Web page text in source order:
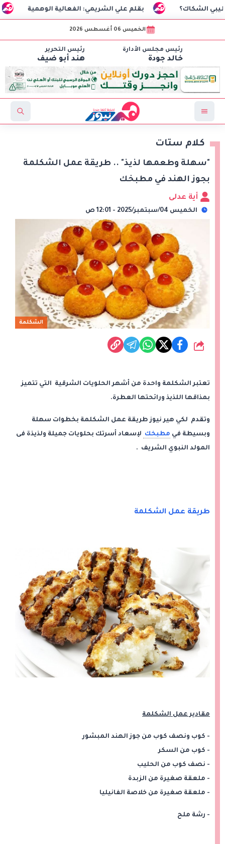
السفير بقلم علي الشريمي: الفعالية الوهمية
الخميس 06 أغسطس 2026
رئيس مجلس الأدارة
خالد جودة
رئيس التحرير
هند أبو ضيف
كلام ستات
"سهلة وطعمها لذيذ" .. طريقة عمل الشكلمة
بجوز الهند في مطبخك
أية عدلى
الخميس 04/سبتمبر/2025 - 12:01 ص
الشكلمة
شارك
تعتبر الشكلمة واحدة من أشهر الحلويات الشرقية التي تتميز
بمذاقها اللذيذ ورائحتها العطرة.
وتقدم لكي هير نيوز طريقة عمل الشكلمة بخطوات سهلة
وبسيطة في مطبخك لإسعاد أسرتك بحلويات جميلة ولذيذة فى
المولد النبوي الشريف .
طريقة عمل الشكلمة
مقادير عمل الشكلمة
- كوب ونصف كوب من جوز الهند المبشور
- كوب من السكر
- نصف كوب من الحليب
- ملعقة صغيرة من الزبدة
- ملعقة صغيرة من خلاصة الفانيليا
- رشة ملح